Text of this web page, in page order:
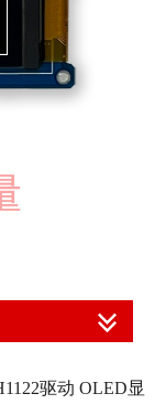
驱动 OLED显